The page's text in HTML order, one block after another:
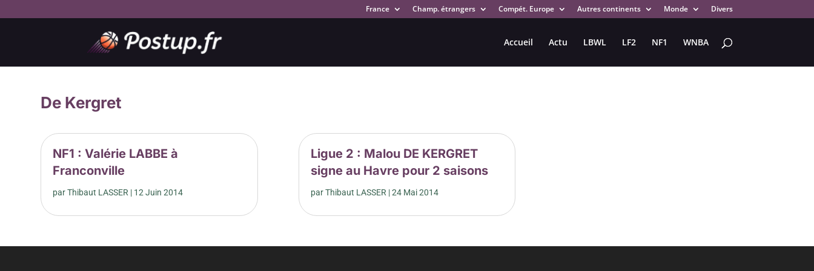
France Champ. étrangers Compét. Europe Autres continents Monde Divers
Accueil Actu LBWL LF2 NF1 WNBA
De Kergret
NF1 : Valérie LABBE à
Franconville
parThibaut LASSER | 12 Juin 2014
Ligue 2 : Malou DE KERGRET
signe au Havre pour 2 saisons
parThibaut LASSER |24 Mai 2014